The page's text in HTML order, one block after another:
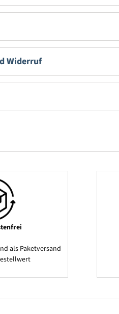
Widerruf
als Paketversand